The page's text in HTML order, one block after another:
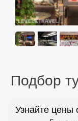
Узнайте цены
Москва
Уфа